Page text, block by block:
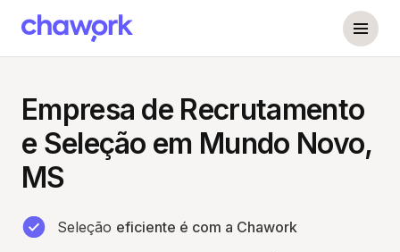
Empresa de Recrutamento
e Seleção em Mundo Novo,
MS
Seleção eficiente é com a Chawork